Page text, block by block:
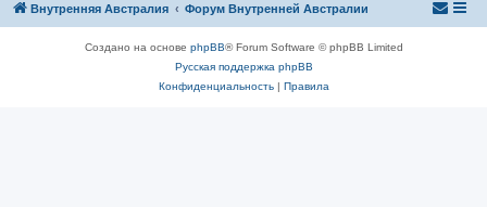
Внутренняя Австралия Форум Внутренней Австралии
Создано на основе phpBB® Forum Software © phpBB Limited
Русская поддержка phpBB
Конфиденциальность| Правила